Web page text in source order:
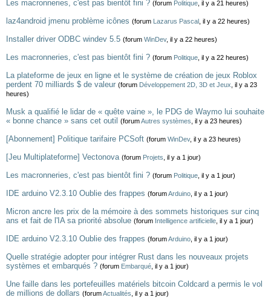
Les macronneries, c'est pas bientôt fini ? (forum Politique , il y a 21 heures)
laz4android jmenu problème icônes (forum Lazarus Pascal , il y a 22 heures)
Installer driver ODBC windev 5.5 (forum WinDev, il y a 22 heures)
Les macronneries, c'est pas bientôt fini ? (forum Politique , il y a 22 heures)
La plateforme de jeux en ligne et le système de création de jeux Roblox
perdent 70 milliards $ de valeur (forum Développement 2D, 3D et Jeux , il y a 23
heures)
Musk a qualifié le lidar de « quête vaine », le PDG de Waymo lui souhaite
« bonne chance » sans cet outil
(forumAutres systèmes , il y a 23 heures)
[Abonnement] Politique tarifaire PCSoft (forum WinDev, il y a 23 heures)
[Jeu Multiplateforme] Vectonova (forum Projets , il y a 1 jour)
Les macronneries, c'est pas bientôt fini ? (forum Politique , il y a 1 jour)
IDE arduino V2.3.10 Oublie des frappes (forumArduino , il y a 1 jour)
Micron ancre les prix de la mémoire à des sommets historiques sur cinq
ans et fait de l'IA sa priorité absolue (forum Intelligence artificielle , il y a 1 jour)
IDE arduino V2.3.10 Oublie des frappes (forumArduino , il y a 1 jour)
Quelle stratégie adopter pour intégrer Rust dans les nouveaux projets
systèmes et embarqués ? (forum Embarqué , il y a 1 jour)
Une faille dans les portefeuilles matériels bitcoin Coldcard a permis le vol
de millions de dollars (forumActualités , il y a 1 jour)